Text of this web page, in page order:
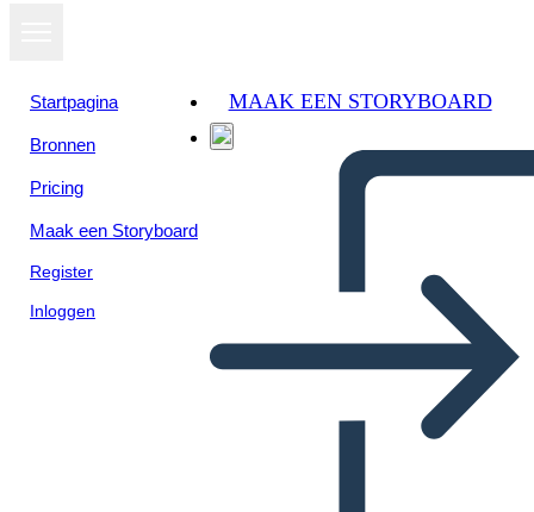
Startpagina
Bronnen
Pricing
Maak een Storyboard
Register
Inloggen
MAAK EEN STORYBOARD